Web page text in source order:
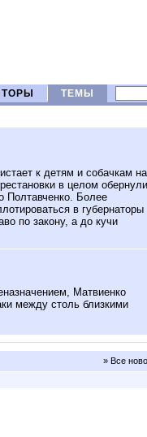
ТЕМЫ
к детям и собачкам на
в целом
Полтавченко. Более
в губернаторы
по закону, а до кучи
Матвиенко
между столь близкими
» Все